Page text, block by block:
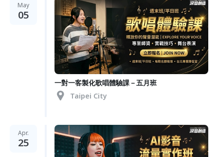
May
05
一對一客製化歌唱體驗課－五月班
Taipei City
Apr.
25